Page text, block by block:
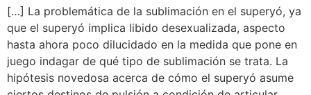
[…] La problemática de la sublimación en el superyó, ya
que el superyó implica libido desexualizada, aspecto
hasta ahora poco dilucidado en la medida que pone en
juego indagar de qué tipo de sublimación se trata. La
hipótesis novedosa acerca de cómo el superyó asume